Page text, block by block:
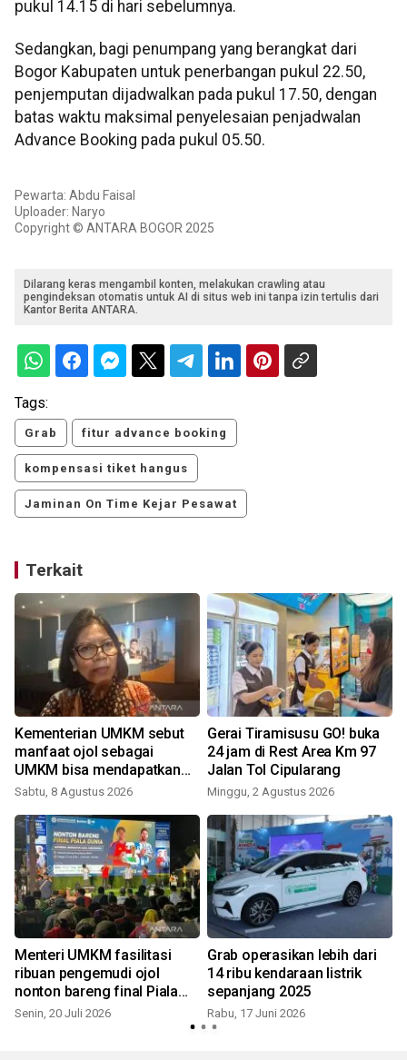
pukul 14.15 di hari sebelumnya.
Sedangkan, bagi penumpang yang berangkat dari
Bogor Kabupaten untuk penerbangan pukul 22.50,
penjemputan dijadwalkan pada pukul 17.50, dengan
batas waktu maksimal penyelesaian penjadwalan
Advance Booking pada pukul 05.50.
Pewarta: Abdu Faisal
Uploader: Naryo
Copyright © ANTARA BOGOR 2025
Dilarang keras mengambil konten, melakukan crawling atau
pengindeksan otomatis untuk AI di situs web ini tanpa izin tertulis dari
Kantor Berita ANTARA.
Tags:
Grab fitur advance booking
kompensasi tiket hangus
Jaminan On Time Kejar Pesawat
Terkait
Kementerian UMKM sebut
manfaat ojol sebagai
UMKM bisa mendapatkan
KUR
Sabtu, 8 Agustus 2026
Gerai Tiramisusu GO! buka
24 jam di Rest Area Km 97
Jalan Tol Cipularang
Minggu, 2 Agustus 2026
Menteri UMKM fasilitasi
ribuan pengemudi ojol
nonton bareng final Piala
Dunia 2026
Senin, 20 Juli 2026
Grab operasikan lebih dari
14 ribu kendaraan listrik
sepanjang 2025
Rabu, 17 Juni 2026